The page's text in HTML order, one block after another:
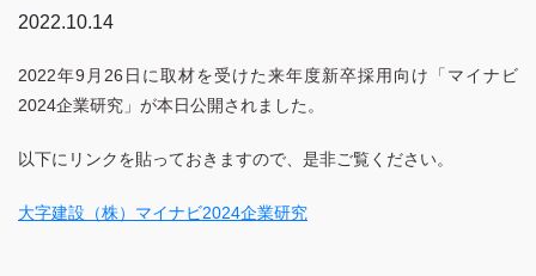
2022.10.14
2022年9月26日に取材を受けた来年度新卒採用向け「マイナビ
2024企業研究」が本日公開されました。
以下にリンクを貼っておきますので、是非ご覧ください。
大字建設（株）マイナビ2024企業研究